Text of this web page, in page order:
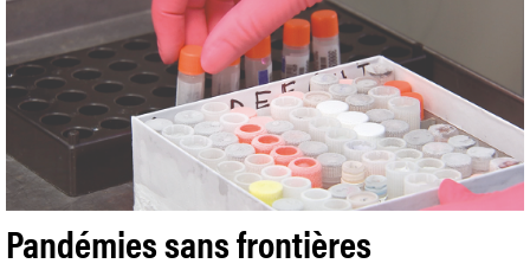
Pandémies sans frontières